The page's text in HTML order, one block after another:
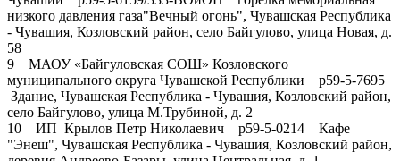
низкого давления газа"Вечный огонь", Чувашская Республика
- Чувашия, Козловский район, село Байгулово, улица Новая, д.
58
9 МАОУ «Байгуловская СОШ» Козловского
муниципального округа Чувашской Республики р59-5-7695
Здание, Чувашская Республика - Чувашия, Козловский район,
село Байгулово, улица М.Трубиной, д. 2
10 ИП Крылов Петр Николаевич р59-5-0214 Кафе
"Энеш", Чувашская Республика - Чувашия, Козловский район,